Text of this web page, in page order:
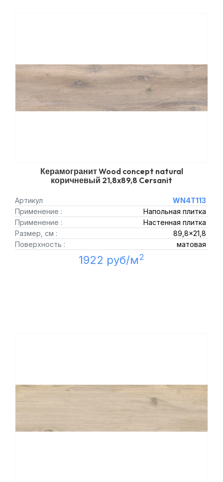
Керамогранит Wood concept natural
коричневый 21,8x89,8 Cersanit
Артикул
WN4T113
Применение :
Напольная плитка
Применение :
Настенная плитка
Размер, см :
89,8x21,8
Поверхность :
матовая
1922 руб/м2